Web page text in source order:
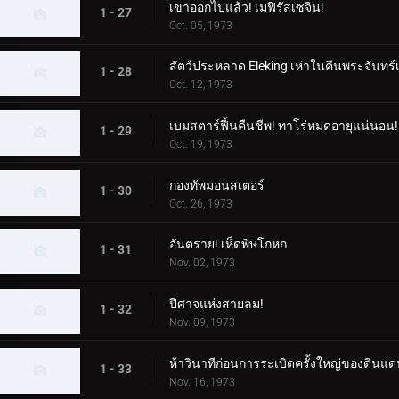
1 - 27 เขาออกไปแล้ว! เมฟิรัสเซจิน!
Oct. 05, 1973
1 - 28 สัตว์ประหลาด Eleking เห่าในคืนพระจันทร์
Oct. 12, 1973
1 - 29 เบมสตาร์ฟื้นคืนชีพ! ทาโร่หมดอายุแน่นอน!
Oct. 19, 1973
1 - 30 กองทัพมอนสเตอร์
Oct. 26, 1973
1 - 31 อันตราย! เห็ดพิษโกหก
Nov. 02, 1973
1 - 32 ปีศาจแห่งสายลม!
Nov. 09, 1973
1 - 33 ห้าวินาทีก่อนการระเบิดครั้งใหญ่ของดินแ
Nov. 16, 1973